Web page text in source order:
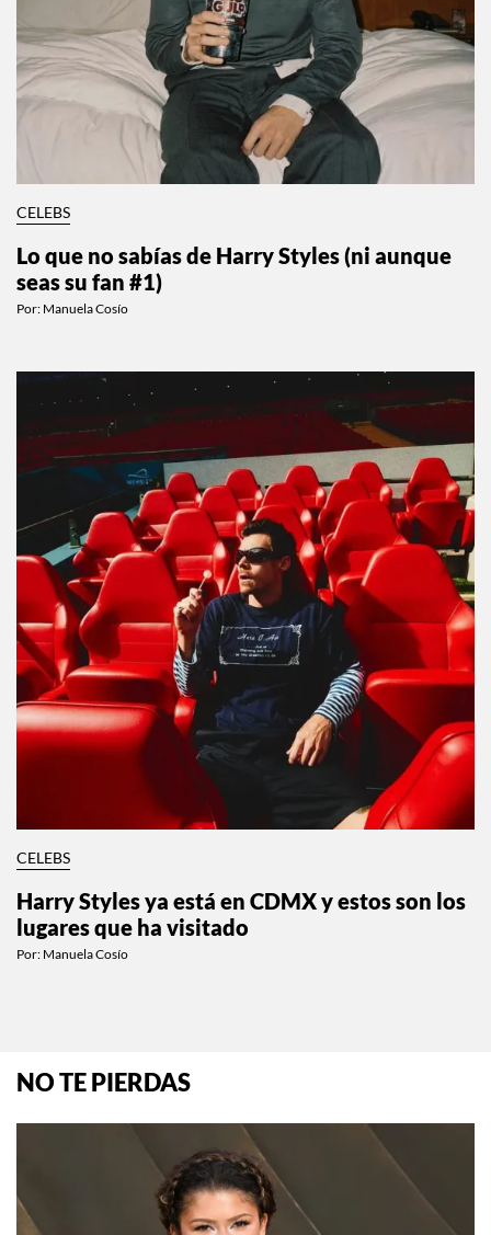
CELEBS
Lo que no sabías de Harry Styles (ni aunque
seas su fan #1)
Por: Manuela Cosío
CELEBS
Harry Styles ya está en CDMX y estos son los
lugares que ha visitado
Por: Manuela Cosío
NO TE PIERDAS